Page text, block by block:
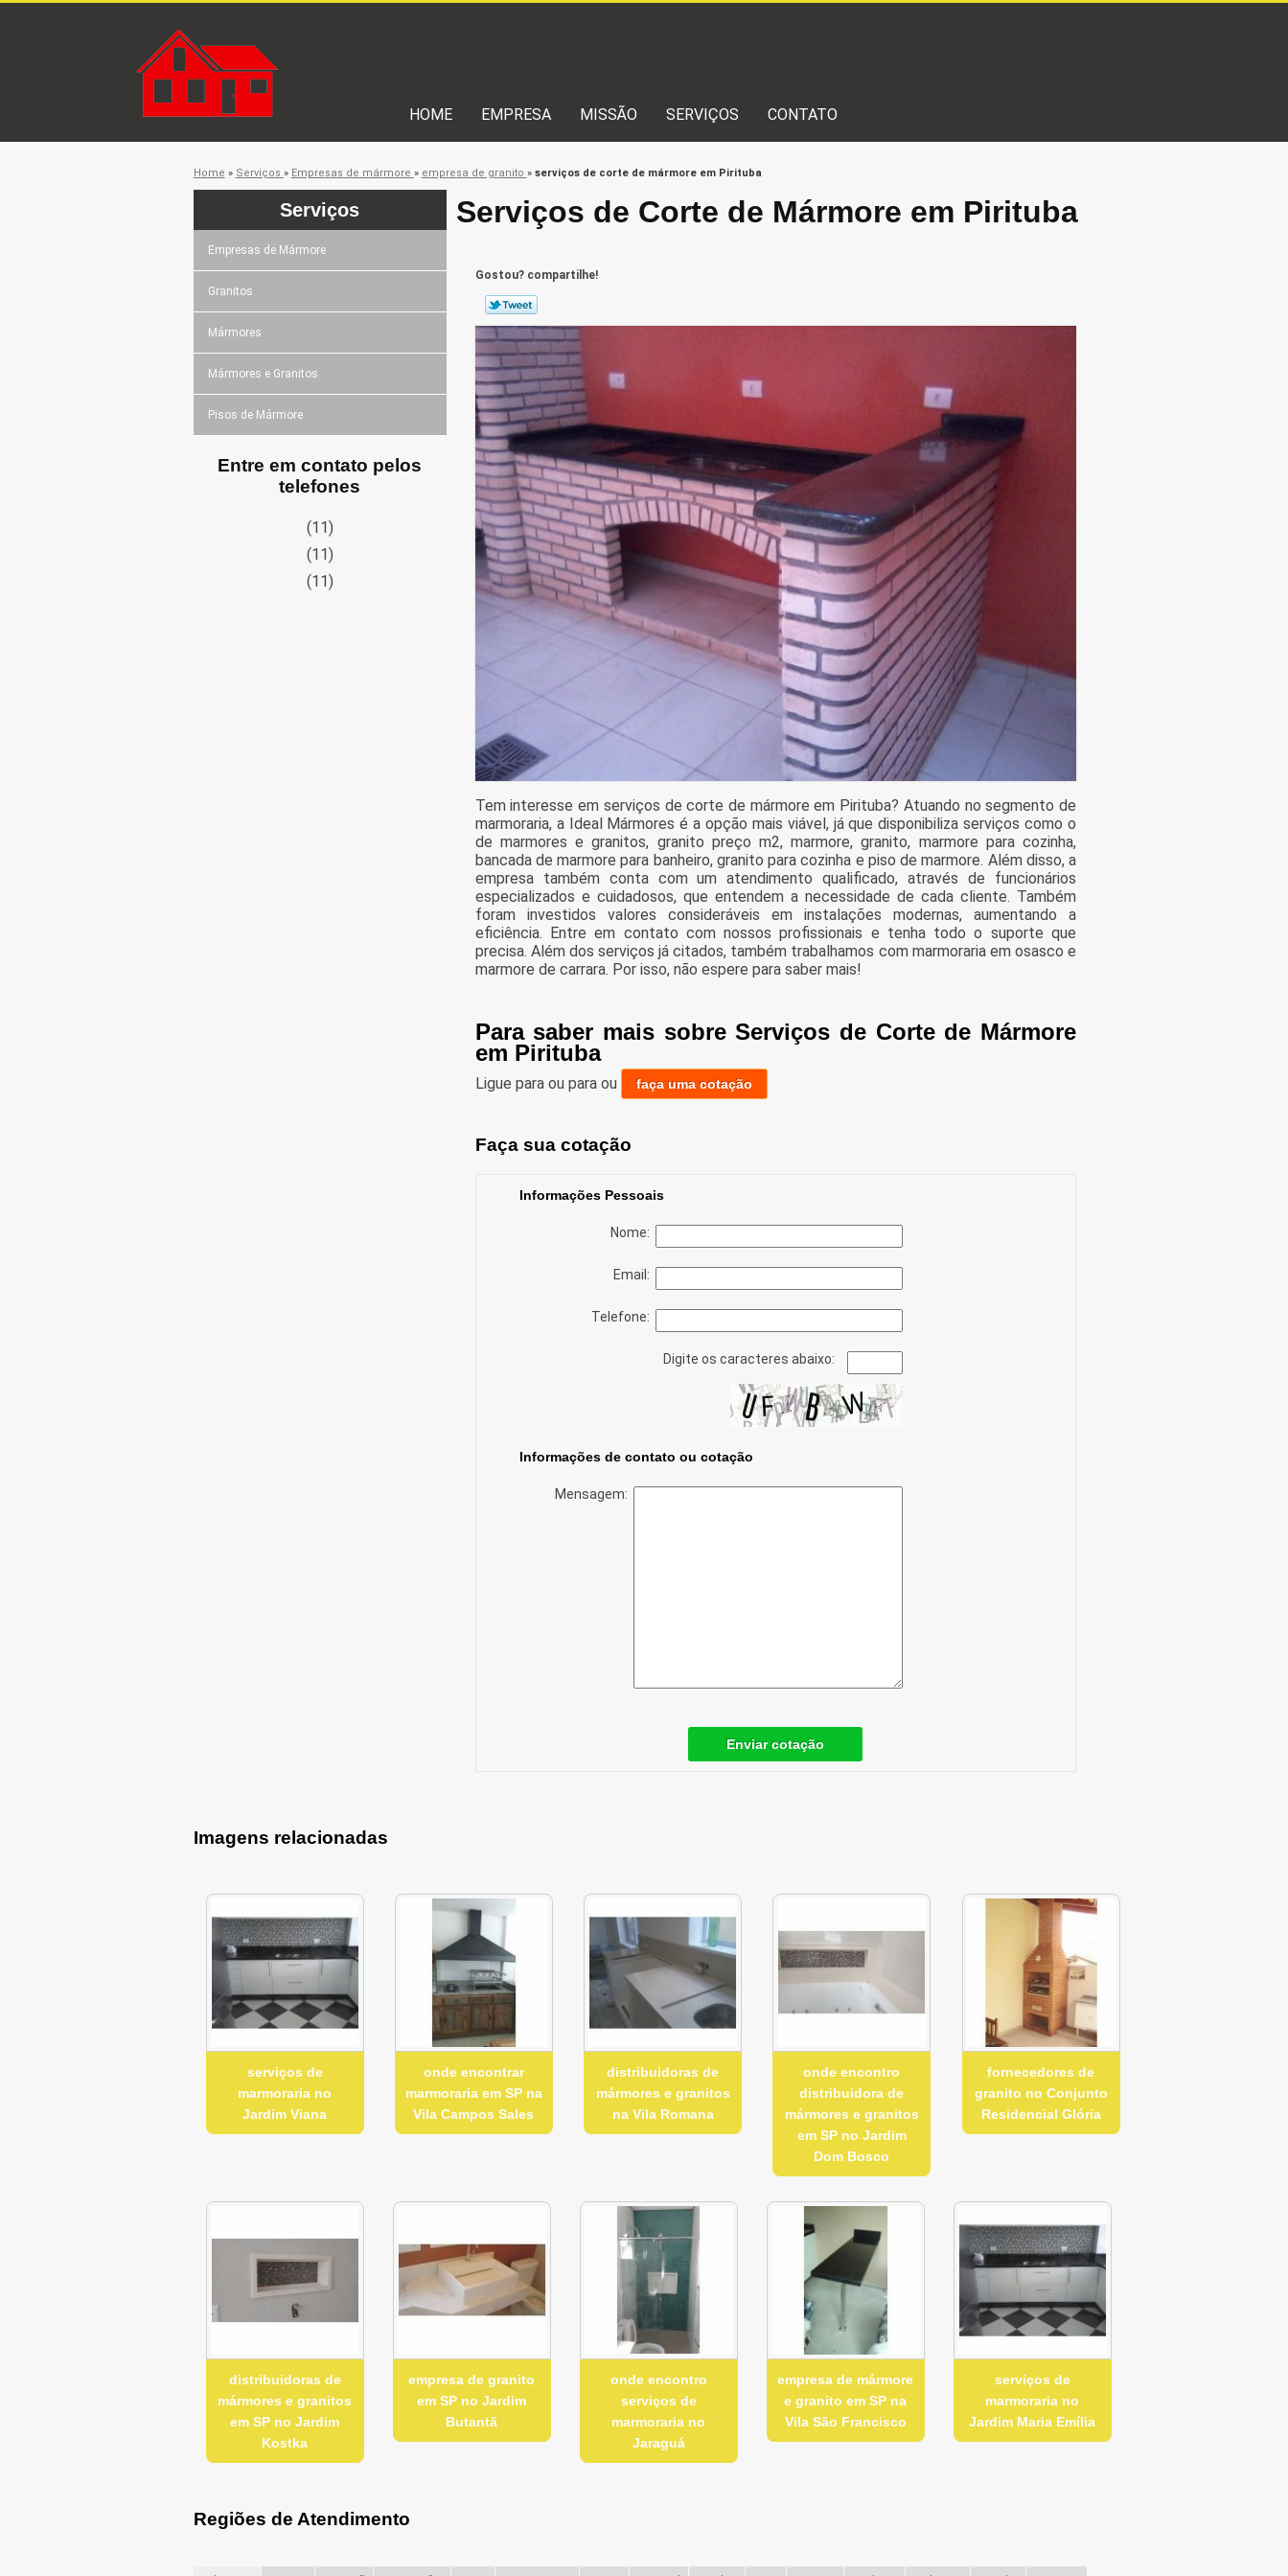
HOME EMPRESA MISSÃO SERVIÇOS CONTATO
Home » Serviços » Empresas de mármore » empresa de granito » serviços de corte de mármore em Pirituba
Serviços
Empresas de Mármore
Granitos
Mármores
Mármores e Granitos
Pisos de Mármore
Entre em contato pelos
telefones
(11)
(11)
(11)
Serviços de Corte de Mármore em Pirituba
Gostou? compartilhe!
Tem interesse em serviços de corte de mármore em Pirituba? Atuando no segmento de
marmoraria, a Ideal Mármores é a opção mais viável, já que disponibiliza serviços como o
de marmores e granitos, granito preço m2, marmore, granito, marmore para cozinha,
bancada de marmore para banheiro, granito para cozinha e piso de marmore. Além disso, a
empresa também conta com um atendimento qualificado, através de funcionários
especializados e cuidadosos, que entendem a necessidade de cada cliente. Também
foram investidos valores consideráveis em instalações modernas, aumentando a
eficiência. Entre em contato com nossos profissionais e tenha todo o suporte que
precisa. Além dos serviços já citados, também trabalhamos com marmoraria em osasco e
marmore de carrara. Por isso, não espere para saber mais!
Para saber mais sobre Serviços de Corte de Mármore
em Pirituba
Ligue para ou para ou faça uma cotação
Faça sua cotação
Informações Pessoais
Nome:
Email:
Telefone:
Digite os caracteres abaixo:
Informações de contato ou cotação
Mensagem:
Enviar cotação
Imagens relacionadas
serviços de
marmoraria no
Jardim Viana
onde encontrar
marmoraria em SP na
Vila Campos Sales
distribuidoras de
mármores e granitos
na Vila Romana
onde encontro
distribuidora de
mármores e granitos
em SP no Jardim
Dom Bosco
fornecedores de
granito no Conjunto
Residencial Glória
distribuidoras de
mármores e granitos
em SP no Jardim
Kostka
empresa de granito
em SP no Jardim
Butantã
onde encontro
serviços de
marmoraria no
Jaraguá
empresa de mármore
e granito em SP na
Vila São Francisco
serviços de
marmoraria no
Jardim Maria Emília
Regiões de Atendimento